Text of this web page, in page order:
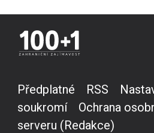
Předplatné RSS
soukromí
Ochrana
serveru (Redakce)